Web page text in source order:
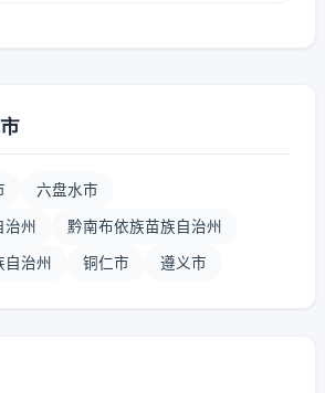
六盘水市
州 黔南布依族苗族自治州
治州 铜仁市 遵义市